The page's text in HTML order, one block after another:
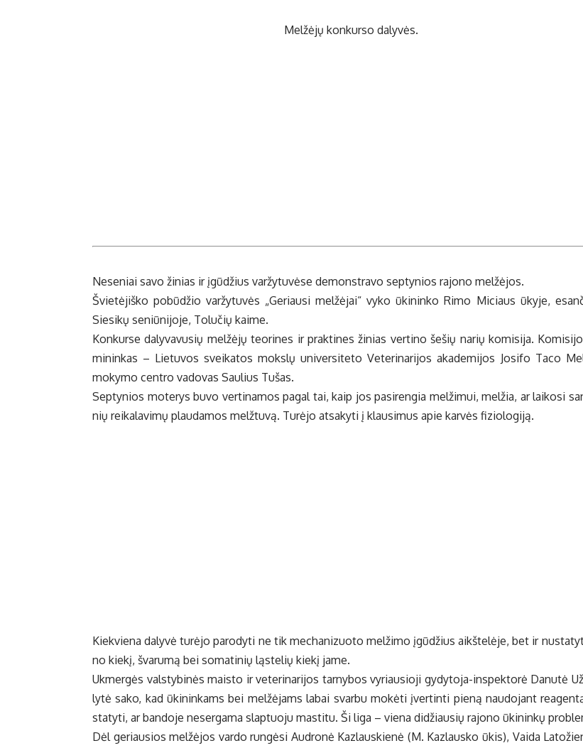
Melžėjų konkurso dalyvės.
Ne­se­niai sa­vo ži­nias ir įgū­džius var­žy­tu­vė­se de­monst­ra­vo sep­ty­nios ra­jo­no mel­žė­jos.
Švie­tė­jiš­ko po­bū­džio var­žy­tu­vės „Ge­riau­si mel­žė­jai“ vy­ko ūki­nin­ko Ri­mo Mi­ciaus ūky­je,
Sie­si­kų se­niū­ni­jo­je, To­lu­čių kai­me.
Kon­kur­se da­ly­va­vu­sių mel­žė­jų te­ori­nes ir prak­ti­nes ži­nias ver­ti­no še­šių na­rių ko­mi­si­ja.
mi­nin­kas – Lie­tu­vos svei­ka­tos moks­lų uni­ver­si­te­to Ve­te­ri­na­ri­jos aka­de­mi­jos Jo­si­fo Ta­co
mo­ky­mo cen­tro va­do­vas Sau­lius Tu­šas.
Sep­ty­nios mo­te­rys bu­vo ver­ti­na­mos pa­gal tai, kaip jos pa­si­ren­gia mel­ži­mui, mel­žia, ar lai­ko­si
nių rei­ka­la­vi­mų plau­da­mos melž­tu­vą. Tu­rė­jo at­sa­ky­ti į klau­si­mus apie kar­vės fi­zio­lo­gi­ją.
Kiek­vie­na da­ly­vė tu­rė­jo pa­ro­dy­ti ne tik me­cha­ni­zuo­to mel­ži­mo įgū­džius aikš­te­lė­je, bet ir
no kie­kį, šva­ru­mą bei so­ma­ti­nių ląs­te­lių kie­kį ja­me.
Uk­mer­gės vals­ty­bi­nės mais­to ir ve­te­ri­na­ri­jos tar­ny­bos vy­riau­sio­ji gy­dy­to­ja-ins­pek­to­rė Da­nu­tė
ly­tė sa­ko, kad ūki­nin­kams bei mel­žė­jams la­bai svar­bu mo­kė­ti įver­tin­ti pie­ną nau­do­jant
sta­ty­ti, ar ban­do­je ne­ser­ga­ma slap­tuo­ju mas­ti­tu. Ši li­ga – vie­na di­džiau­sių ra­jo­no ūki­nin­kų
Dėl ge­riau­sios mel­žė­jos var­do run­gė­si Aud­ro­nė Kaz­laus­kie­nė (M. Kaz­laus­ko ūkis), Vai­da